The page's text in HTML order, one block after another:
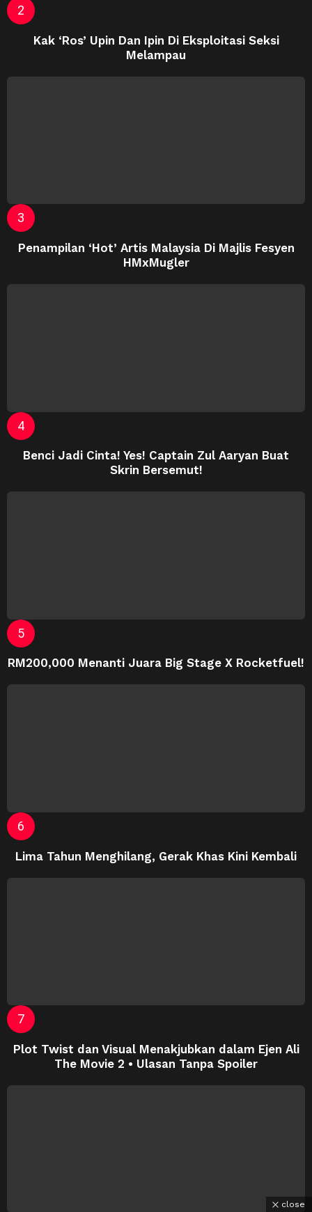
Kak ‘Ros’ Upin Dan Ipin Di Eksploitasi Seksi
Melampau
Penampilan ‘Hot’ Artis Malaysia Di Majlis Fesyen
HMxMugler
Benci Jadi Cinta! Yes! Captain Zul Aaryan Buat
Skrin Bersemut!
RM200,000 Menanti Juara Big Stage X Rocketfuel!
Lima Tahun Menghilang, Gerak Khas Kini Kembali
Plot Twist dan Visual Menakjubkan dalam Ejen Ali
The Movie 2 • Ulasan Tanpa Spoiler
close